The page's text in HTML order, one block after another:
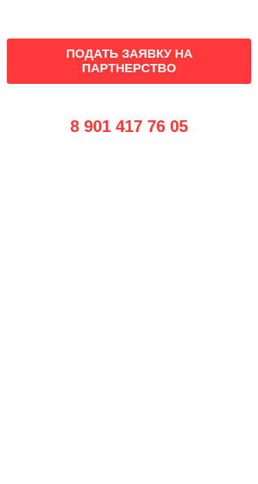
ПОДАТЬ ЗАЯВКУ НА
ПАРТНЕРСТВО
8 901 417 76 05